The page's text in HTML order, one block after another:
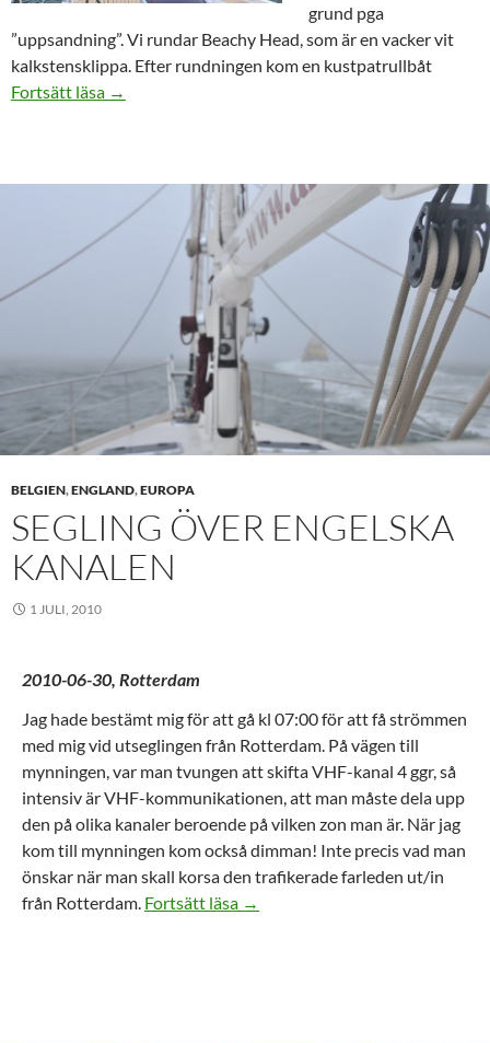
grund pga
”uppsandning”. Vi rundar Beachy Head, som är en vacker vit
kalkstensklippa. Efter rundningen kom en kustpatrullbåt
Fortsätt läsa
Eastbourne – La Rochelle och motorstopp
→
BELGIEN,ENGLAND,EUROPA
SEGLING ÖVER ENGELSKA
KANALEN
1 JULI, 2010
2010-06-30, Rotterdam
Jag hade bestämt mig för att gå kl 07:00 för att få strömmen
med mig vid utseglingen från Rotterdam. På vägen till
mynningen, var man tvungen att skifta VHF-kanal 4 ggr, så
intensiv är VHF-kommunikationen, att man måste dela upp
den på olika kanaler beroende på vilken zon man är. När jag
kom till mynningen kom också dimman! Inte precis vad man
önskar när man skall korsa den trafikerade farleden ut/in
från Rotterdam. Fortsätt läsa Segling över Engelska Kanalen
→